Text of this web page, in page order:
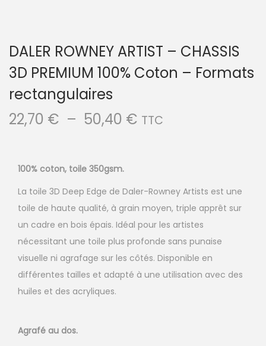
DALER ROWNEY ARTIST – CHASSIS
3D PREMIUM 100% Coton – Formats
rectangulaires
22,70 € – 50,40 € TTC
100% coton, toile 350gsm.
La toile 3D Deep Edge de Daler-Rowney Artists est une
toile de haute qualité, à grain moyen, triple apprêt sur
un cadre en bois épais. Idéal pour les artistes
nécessitant une toile plus profonde sans punaise
visuelle ni agrafage sur les côtés. Disponible en
différentes tailles et adapté à une utilisation avec des
huiles et des acryliques.
Agrafé au dos.